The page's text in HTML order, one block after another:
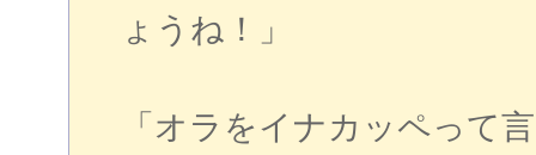
ょうね！」
「オラをイナカッペって